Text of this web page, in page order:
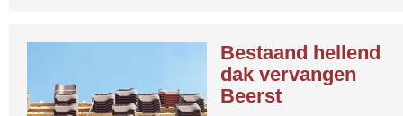
Bestaand hellend
dak vervangen
Beerst